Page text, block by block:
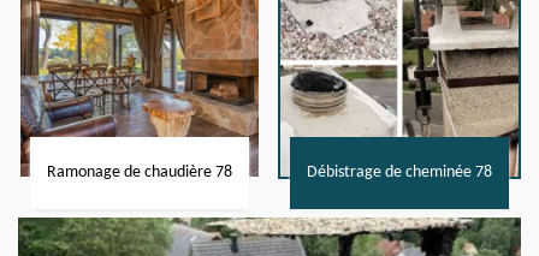
Ramonage de chaudière 78 Débistrage de cheminée 78